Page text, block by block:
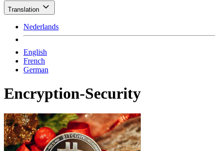
Translation
Nederlands
English
French
German
Encryption-Security